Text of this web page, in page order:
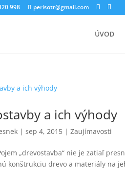
998 perisotr@gmail.com
ÚVOD
a ich výhody
|sep 4, 2015 |Zaujímavosti
„drevostavba“ nie je zatiaľ
konštrukciu drevo a materiály na